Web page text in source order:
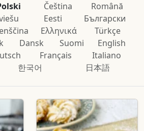
Čeština
Română
Eesti
Български
Ελληνικά
Türkçe
Dansk Suomi
English
Français
Italiano
한국어 日本語